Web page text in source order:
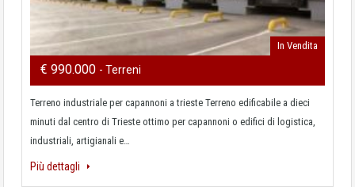
In Vendita
€ 990.000 - Terreni
Terreno industriale per capannoni a trieste Terreno edificabile a dieci
minuti dal centro di Trieste ottimo per capannoni o edifici di logistica,
industriali, artigianali e…
Più dettagli